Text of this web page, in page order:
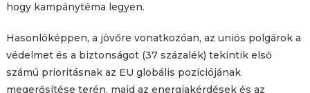
hogy kampánytéma legyen.
Hasonlóképpen, a jövőre vonatkozóan, az uniós polgárok a
védelmet és a biztonságot (37 százalék) tekintik első
számú prioritásnak az EU globális pozíciójának
megerősítése terén, majd az energiakérdések és az